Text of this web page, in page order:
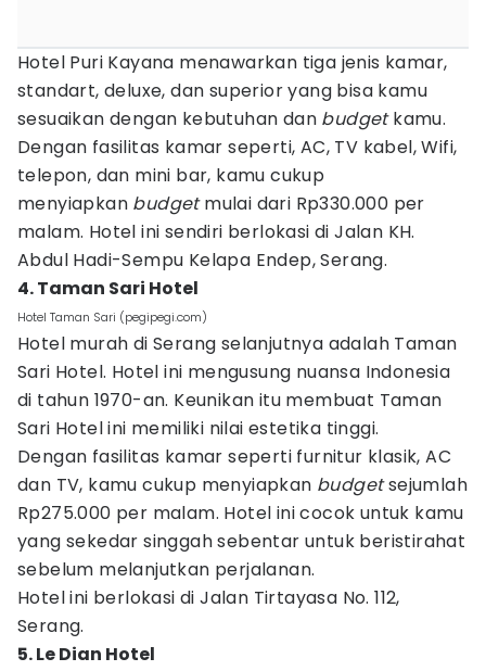
Hotel Puri Kayana menawarkan tiga jenis kamar,
standart, deluxe, dan superior yang bisa kamu
sesuaikan dengan kebutuhan dan budgetkamu.
Dengan fasilitas kamar seperti, AC, TV kabel, Wifi,
telepon, dan mini bar, kamu cukup
menyiapkan budgetmulai dari Rp330.000 per
malam. Hotel ini sendiri berlokasi di Jalan KH.
Abdul Hadi-Sempu Kelapa Endep, Serang.
4. Taman Sari Hotel
Hotel Taman Sari (pegipegi.com)
Hotel murah di Serang selanjutnya adalah Taman
Sari Hotel. Hotel ini mengusung nuansa Indonesia
di tahun 1970-an. Keunikan itu membuat Taman
Sari Hotel ini memiliki nilai estetika tinggi.
Dengan fasilitas kamar seperti furnitur klasik, AC
dan TV, kamu cukup menyiapkan budgetsejumlah
Rp275.000 per malam. Hotel ini cocok untuk kamu
yang sekedar singgah sebentar untuk beristirahat
sebelum melanjutkan perjalanan.
Hotel ini berlokasi di Jalan Tirtayasa No. 112,
Serang.
5. Le Dian Hotel